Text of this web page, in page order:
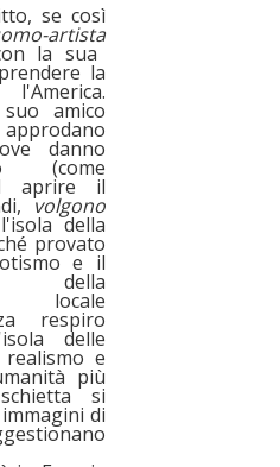
se così
artista
la sua
la
amico
danno
(come
aprire il
volgono
della
provato
e il
della
locale
respiro
delle
realismo e
più
si
di